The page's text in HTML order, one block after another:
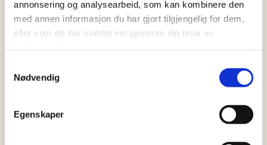
annonsering og analysearbeid, som kan kombinere den
med annen informasjon du har gjort tilgjengelig for dem,
eller som de har samlet inn gjennom din bruk av
Nødvendig
Egenskaper
I alle våre oppskrifter har vi
som oppstår i forbindelse med
Denne retten har: